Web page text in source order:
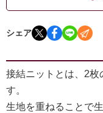
シェア
接結ニットとは、2
す。
生地を重ねることで